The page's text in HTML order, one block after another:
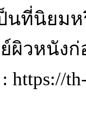
นที่นิยม
ผิวหนัง